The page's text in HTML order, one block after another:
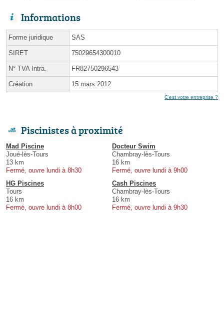
Informations
Forme juridique SAS
SIRET 75029654300010
N° TVA Intra. FR82750296543
Création 15 mars 2012
C'est votre entreprise ?
Piscinistes à proximité
Mad Piscine
Joué-lès-Tours
13 km
Fermé, ouvre lundi à 8h30
Docteur Swim
Chambray-lès-Tours
16 km
Fermé, ouvre lundi à 9h00
HG Piscines
Tours
16 km
Fermé, ouvre lundi à 8h00
Cash Piscines
Chambray-lès-Tours
16 km
Fermé, ouvre lundi à 9h30